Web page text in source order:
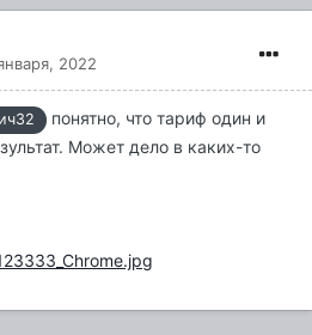
2022
понятно, что тариф один и
Может дело в каких-то